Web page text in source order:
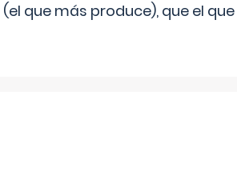
que más produce), que el que